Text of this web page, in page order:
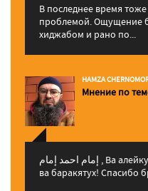
В последнее время тоже
проблемой. Ощущение
хиджабом и рано по...
HAMZA
Мнение по
إمام احمد إمام , Ва алейкум ассалам ва рахматуЛлахи
ва баракятух! Спасибо